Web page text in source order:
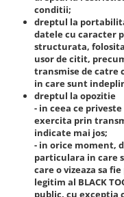
conditii;
dreptul la
datele cu caracter
structurata,
usor de citit,
transmise de catre
in care sunt
dreptul la opozitie
- in ceea ce
exercita prin
indicate mai jos;
- in orice moment,
particulara in care
care o vizeaza sa
legitim al BLACK
public, cu exceptia